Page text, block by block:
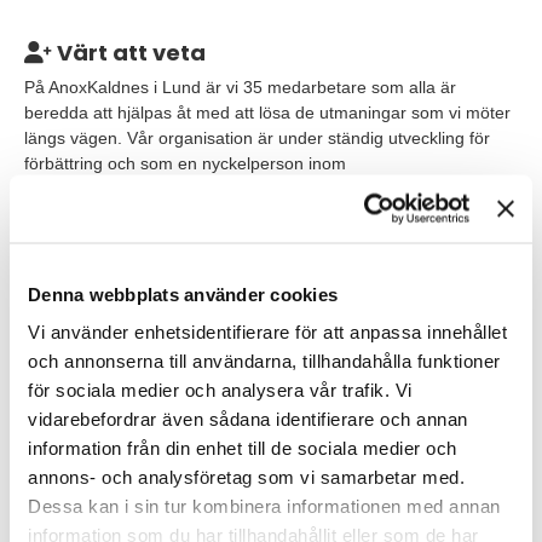
Denna webbplats använder cookies
Vi använder enhetsidentifierare för att anpassa innehållet
och annonserna till användarna, tillhandahålla funktioner
för sociala medier och analysera vår trafik. Vi
vidarebefordrar även sådana identifierare och annan
information från din enhet till de sociala medier och
annons- och analysföretag som vi samarbetar med.
Dessa kan i sin tur kombinera informationen med annan
information som du har tillhandahållit eller som de har
Värt att veta
På AnoxKaldnes i Lund är vi 35 medarbetare som alla är
beredda att hjälpas åt med att lösa de utmaningar som vi möter
längs vägen. Vår organisation är under ständig utveckling för
förbättring och som en nyckelperson inom
projektimplementering kommer du att ha stora möjligheter att
bidra till denna utveckling med din erfarenhet och dina idéer. Du
ingår i tjänsten (uppskattningsvis 5-10 övernattningar per år).
Våra förväntningar
Du har en kandidat- eller masterexamen i maskinteknik,
processteknik, projektledning eller relaterat område. Du har
erfarenhet som projektledare där du har ansvarat för att säkra
finansiella mål för projektet. Erfarenhet av applikationer inom
avloppsrening är meriterande, men inget krav. Du har ett
intresse för biologiska reningsprocesser. Vi är ett internationellt